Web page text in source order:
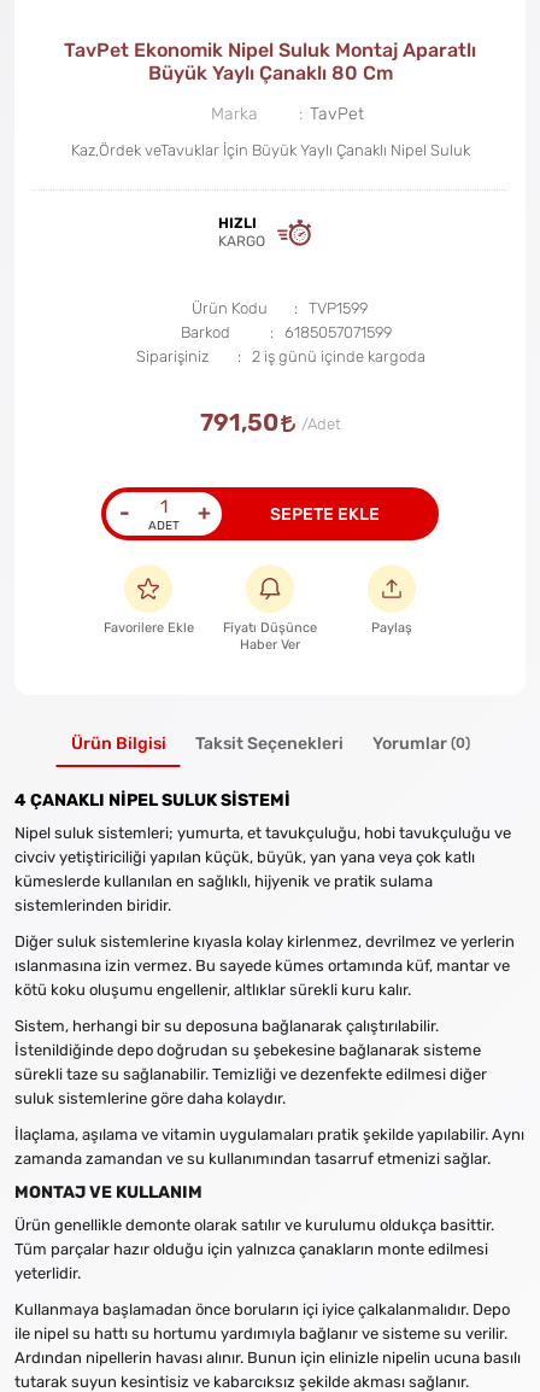
TavPet Ekonomik Nipel Suluk Montaj Aparatlı
Büyük Yaylı Çanaklı 80 Cm
Marka TavPet
Kaz,Ördek veTavuklar İçin Büyük Yaylı Çanaklı Nipel Suluk
HIZLI
KARGO
Ürün Kodu
TVP1599
Barkod
6185057071599
Siparişiniz
2 iş günü içinde kargoda
791,50
- + SEPETE EKLE
Favorilere Ekle
Fiyatı Düşünce
Haber Ver
Paylaş
Ürün Bilgisi Taksit Seçenekleri Yorumlar (0)
4 ÇANAKLI NİPEL SULUK SİSTEMİ
Nipel suluk sistemleri; yumurta, et tavukçuluğu, hobi tavukçuluğu ve
civciv yetiştiriciliği yapılan küçük, büyük, yan yana veya çok katlı
kümeslerde kullanılan en sağlıklı, hijyenik ve pratik sulama
sistemlerinden biridir.
Diğer suluk sistemlerine kıyasla kolay kirlenmez, devrilmez ve yerlerin
ıslanmasına izin vermez. Bu sayede kümes ortamında küf, mantar ve
kötü koku oluşumu engellenir, altlıklar sürekli kuru kalır.
Sistem, herhangi bir su deposuna bağlanarak çalıştırılabilir.
İstenildiğinde depo doğrudan su şebekesine bağlanarak sisteme
sürekli taze su sağlanabilir. Temizliği ve dezenfekte edilmesi diğer
suluk sistemlerine göre daha kolaydır.
İlaçlama, aşılama ve vitamin uygulamaları pratik şekilde yapılabilir. Aynı
zamanda zamandan ve su kullanımından tasarruf etmenizi sağlar.
MONTAJ VE KULLANIM
Ürün genellikle demonte olarak satılır ve kurulumu oldukça basittir.
Tüm parçalar hazır olduğu için yalnızca çanakların monte edilmesi
yeterlidir.
Kullanmaya başlamadan önce boruların içi iyice çalkalanmalıdır. Depo
ile nipel su hattı su hortumu yardımıyla bağlanır ve sisteme su verilir.
Ardından nipellerin havası alınır. Bunun için elinizle nipelin ucuna basılı
tutarak suyun kesintisiz ve kabarcıksız şekilde akması sağlanır.